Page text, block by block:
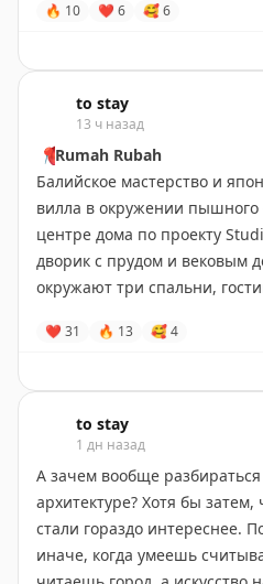
🔥 10 ❤ 6 🥰6
to stay
13 ч назад
📍Rumah Rubah
Балийское мастерство и
вилла в окружении
центре дома по проекту
дворик с прудом и вековым
окружают три спальни,
индонезийские артефакты и
•#Индонезия
Забронировать
❤ 31 🔥 13 🥰4
to stay
1 дн назад
А зачем вообще
архитектуре? Хотя бы
стали гораздо интереснее.
иначе, когда умеешь